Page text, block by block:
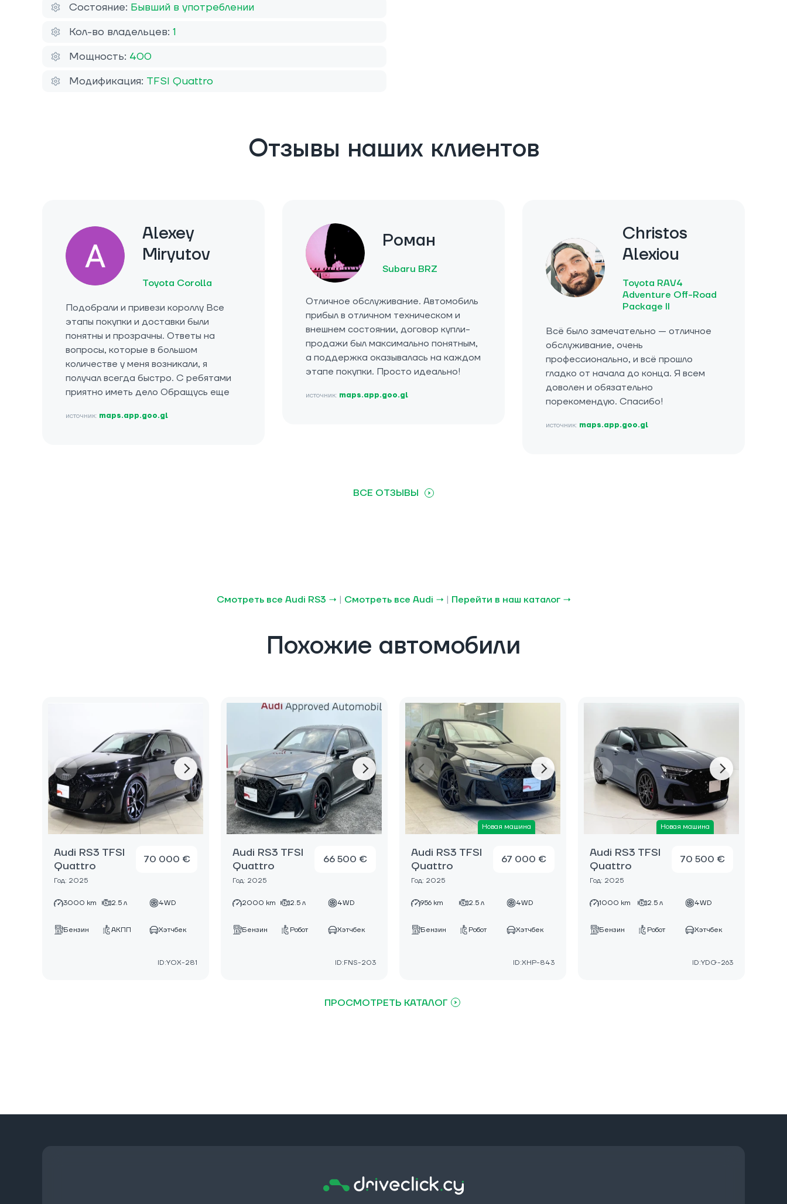
Состояние: Бывший в употреблении
Кол-во владельцев: 1
Мощность: 400
Модификация: TFSI Quattro
Отзывы наших клиентов
Alexey
Miryutov
Toyota Corolla
Подобрали и привези короллу Все
этапы покупки и доставки были
понятны и прозрачны. Ответы на
вопросы, которые в большом
количестве у меня возникали, я
получал всегда быстро. С ребятами
приятно иметь дело Обращусь еще
источник: maps.app.goo.gl
Роман
Subaru BRZ
Отличное обслуживание. Автомобиль
прибыл в отличном техническом и
внешнем состоянии, договор купли-
продажи был максимально понятным,
а поддержка оказывалась на каждом
этапе покупки. Просто идеально!
источник: maps.app.goo.gl
Christos
Alexiou
Toyota RAV4
Adventure Off-Road
Package II
Всё было замечательно — отличное
обслуживание, очень
профессионально, и всё прошло
гладко от начала до конца. Я всем
доволен и обязательно
порекомендую. Спасибо!
источник: maps.app.goo.gl
ВСЕ ОТЗЫВЫ
Смотреть все Audi RS3 → | Смотреть все Audi → | Перейти в наш каталог →
Похожие автомобили
Audi RS3 TFSI
Quattro
Год: 2025
70 000 €
3000 km 2.5 л 4WD
Бензин АКПП Хэтчбек
ID:YOX-281
Audi RS3 TFSI
Quattro
Год: 2025
66 500 €
2000 km 2.5 л 4WD
Бензин Робот Хэтчбек
ID:FNS-203
Новая машина
Audi RS3 TFSI
Quattro
Год: 2025
67 000 €
956 km 2.5 л 4WD
Бензин Робот Хэтчбек
ID:XHP-843
Новая машина
Audi RS3 TFSI
Quattro
Год: 2025
70 500 €
1000 km 2.5 л 4WD
Бензин Робот Хэтчбек
ID:YDG-263
ПРОСМОТРЕТЬ КАТАЛОГ